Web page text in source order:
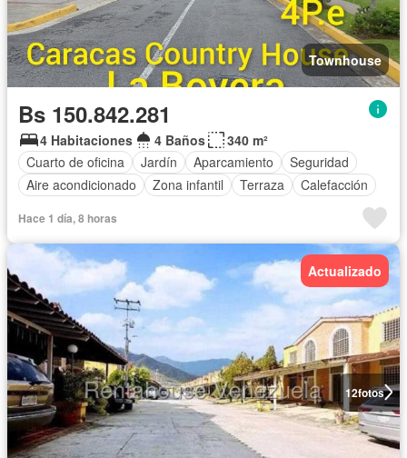
Townhouse
Bs 150.842.281
4 Habitaciones 4 Baños
340 m²
Cuarto de oficina
Jardín Aparcamiento
Seguridad
Aire acondicionado
Zona infantil Terraza Calefacción
Hace 1 día, 8 horas
12fotos
Actualizado